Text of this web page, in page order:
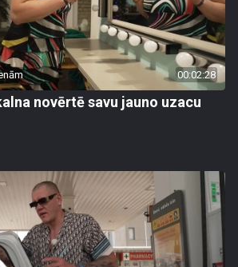
00:02:28
novērtē savu jauno uzacu